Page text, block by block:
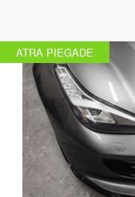
ATRA PIEGADE